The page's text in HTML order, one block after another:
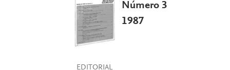
Número 3
1987
EDITORIAL